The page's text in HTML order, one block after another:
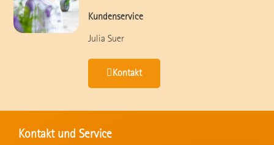
Kundenservice
Julia Suer
Kontakt
Kontakt und Service